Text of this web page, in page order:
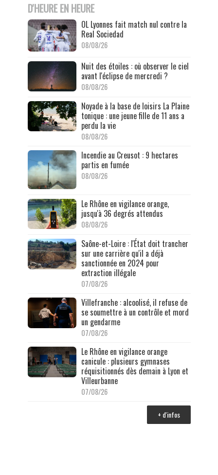
D'HEURE EN HEURE
OL Lyonnes fait match nul contre la
Real Sociedad
08/08/26
Nuit des étoiles : où observer le ciel
avant l'éclipse de mercredi ?
08/08/26
Noyade à la base de loisirs La Plaine
tonique : une jeune fille de 11 ans a
perdu la vie
08/08/26
Incendie au Creusot : 9 hectares
partis en fumée
08/08/26
Le Rhône en vigilance orange,
jusqu'à 36 degrés attendus
08/08/26
Saône-et-Loire : l'État doit trancher
sur une carrière qu'il a déjà
sanctionnée en 2024 pour
extraction illégale
07/08/26
Villefranche : alcoolisé, il refuse de
se soumettre à un contrôle et mord
un gendarme
07/08/26
Le Rhône en vigilance orange
canicule : plusieurs gymnases
réquisitionnés dès demain à Lyon et
Villeurbanne
07/08/26
+ d'infos